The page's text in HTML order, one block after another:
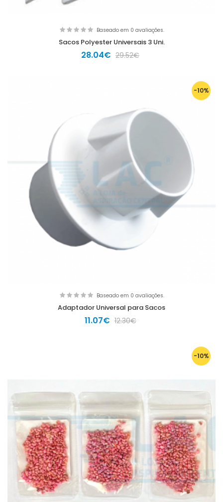
Baseado em 0 avaliações.
Sacos Polyester Universais 3 Uni.
28.04€ 29.52€
-10%
Baseado em 0 avaliações.
Adaptador Universal para Sacos
11.07€ 12.30€
-10%